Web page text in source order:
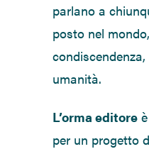
parlano a
posto nel
umanità.
L’orma editore
per un progetto